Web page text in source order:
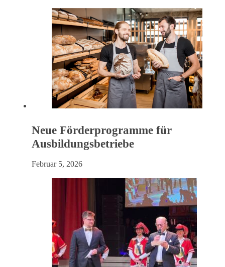
Neue Förderprogramme für
Ausbildungsbetriebe
Februar 5, 2026